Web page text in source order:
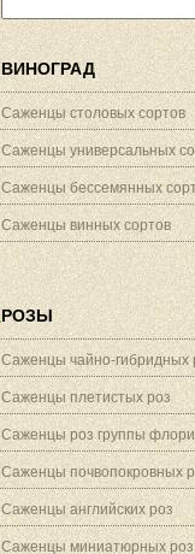
ВИНОГРАД
Саженцы столовых сортов
Саженцы универсальных
Саженцы бессемянных
Саженцы винных сортов
РОЗЫ
Саженцы чайно-гибридных
Саженцы плетистых роз
Саженцы роз группы
Саженцы почвопокровных
Саженцы английских роз
Саженцы миниатюрных роз